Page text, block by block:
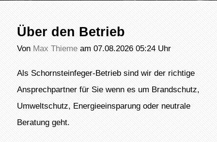
Über den Betrieb
Von Max Thiemeam 07.08.2026 05:24 Uhr
Als Schornsteinfeger-Betrieb sind wir der richtige
Ansprechpartner für Sie wenn es um Brandschutz,
Umweltschutz, Energieeinsparung oder neutrale
Beratung geht.